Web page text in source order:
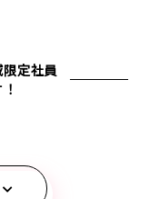
定社員